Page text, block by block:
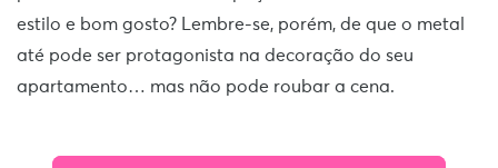
estilo e bom gosto? Lembre-se, porém, de que o metal
até pode ser protagonista na decoração do seu
apartamento… mas não pode roubar a cena.